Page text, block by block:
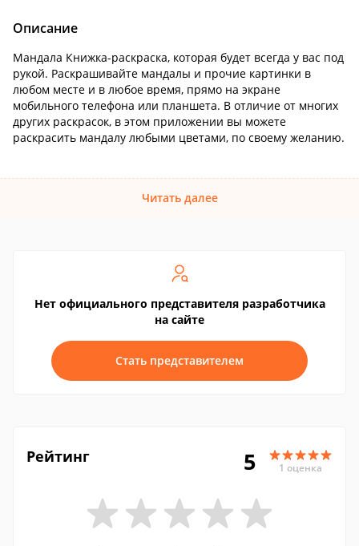
Описание
Мандала Книжка-раскраска, которая будет всегда у вас под
рукой. Раскрашивайте мандалы и прочие картинки в
любом месте и в любое время, прямо на экране
мобильного телефона или планшета. В отличие от многих
других раскрасок, в этом приложении вы можете
раскрасить мандалу любыми цветами, по своему желанию.
Читать далее
Нет официального представителя разработчика
на сайте
Стать представителем
Рейтинг 5 1 оценка